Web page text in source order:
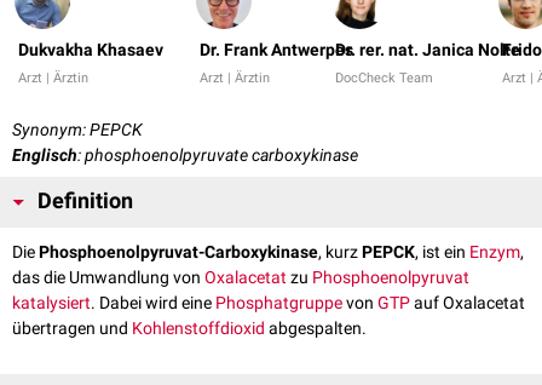
Dukvakha Khasaev
Arzt | Ärztin
Dr. Frank Antwerpes
Arzt | Ärztin
Dr. rer. nat. Janica Nolte
DocCheck Team Arzt |
Synonym: PEPCK
Englisch: phosphoenolpyruvate carboxykinase
Definition
DiePhosphoenolpyruvat-Carboxykinase, kurzPEPCK, ist ein Enzym,
das die Umwandlung von Oxalacetatzu Phosphoenolpyruvat
katalysiert. Dabei wird eine Phosphatgruppevon GTPauf Oxalacetat
übertragen und Kohlenstoffdioxid abgespalten.